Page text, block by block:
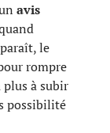
avis
le
rompre
plus à subir
possibilité